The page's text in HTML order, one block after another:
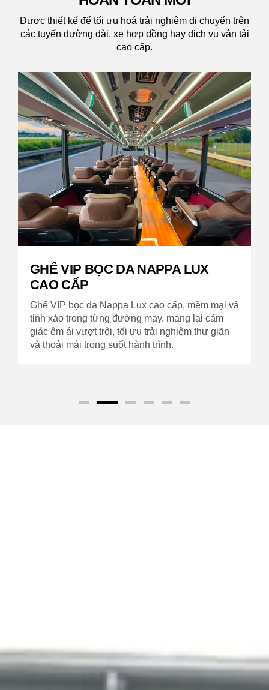
Được thiết kế để tối ưu hoá trải nghiệm di chuyển trên
các tuyến đường dài, xe hợp đồng hay dịch vụ vận tải
cao cấp.
LUX
cấp, mềm mại và
mang lại cảm
nghiệm thư giãn
THIẾT KẾ CÔNG
TỰA LINH HOẠT
linh hoạt, nâng đỡ tối ưu cột
mang lại tư thế ngồi thoải
giãn tối đa trong suốt hành